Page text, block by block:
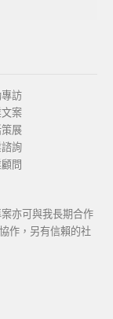
訪
案
展
詢
問
亦可與我長期合作
作，另有信賴的社